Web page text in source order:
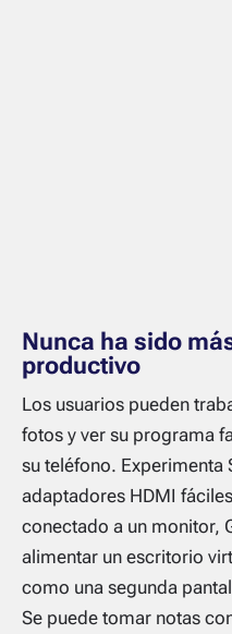
Nunca ha sido
productivo
Los usuarios pueden
fotos y ver su programa
su teléfono. Experimenta
adaptadores HDMI
conectado a un monitor,
alimentar un escritorio
como una segunda
Se puede tomar notas